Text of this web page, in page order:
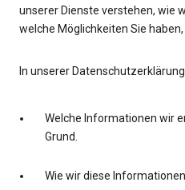
unserer Dienste verstehen, wie
welche Möglichkeiten Sie
In unserer
Welche Informationen wir
Grund.
Wie wir diese